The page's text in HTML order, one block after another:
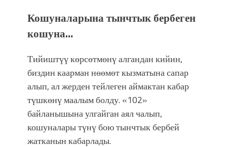
Кошуналарына тынчтык бербеген
кошуна…
Тийиштүү көрсөтмөнү алгандан кийин,
биздин каарман нөөмөт кызматына сапар
алып, ал жерден тейлеген аймактан кабар
түшкөнү маалым болду. «102»
байланышына улгайган аял чалып,
кошуналары түнү бою тынчтык бербей
жатканын кабарлады.